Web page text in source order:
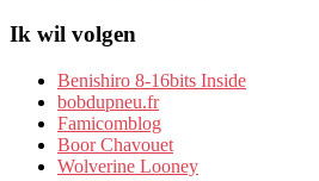
Ik wil volgen
Benishiro 8-16bits Inside
bobdupneu.fr
Famicomblog
Boor Chavouet
Wolverine Looney